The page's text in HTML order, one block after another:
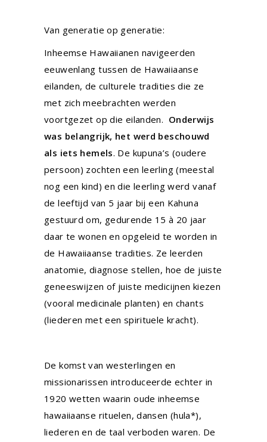
Van generatie op generatie:
Inheemse Hawaiianen navigeerden
eeuwenlang tussen de Hawaiiaanse
eilanden, de culturele tradities die ze
met zich meebrachten werden
voortgezet op die eilanden. Onderwijs
was belangrijk, het werd beschouwd
als iets hemels. De kupuna’s (oudere
persoon) zochten een leerling (meestal
nog een kind) en die leerling werd vanaf
de leeftijd van 5 jaar bij een Kahuna
gestuurd om, gedurende 15 à 20 jaar
daar te wonen en opgeleid te worden in
de Hawaiiaanse tradities. Ze leerden
anatomie, diagnose stellen, hoe de juiste
geneeswijzen of juiste medicijnen kiezen
(vooral medicinale planten) en chants
(liederen met een spirituele kracht).
De komst van westerlingen en
missionarissen introduceerde echter in
1920 wetten waarin oude inheemse
hawaiiaanse rituelen, dansen (hula*),
liederen en de taal verboden waren. De